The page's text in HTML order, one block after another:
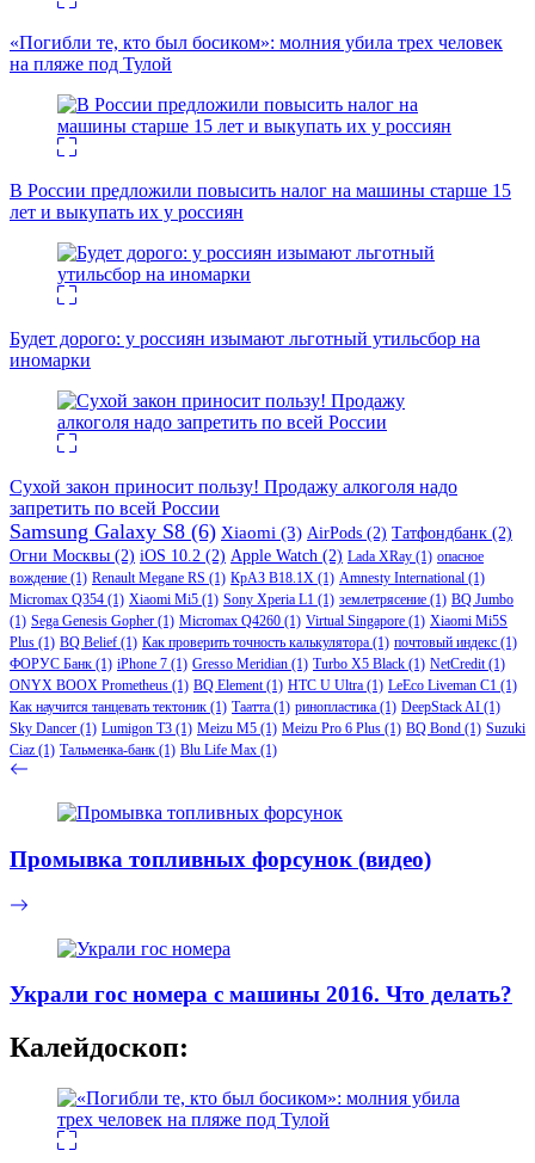
«Погибли те, кто был босиком»: молния убила трех человек
на пляже под Тулой
В России предложили повысить налог на машины старше 15
лет и выкупать их у россиян
Будет дорого: у россиян изымают льготный утильсбор на
иномарки
Сухой закон приносит пользу! Продажу алкоголя надо
запретить по всей России
Samsung Galaxy S8 (6) Xiaomi (3) AirPods (2) Татфондбанк (2)
Огни Москвы (2) iOS 10.2 (2) Apple Watch (2) Lada XRay (1) опасное
вождение (1) Renault Megane RS (1) КрАЗ В18.1Х (1) Amnesty International (1)
Micromax Q354 (1) Xiaomi Mi5 (1) Sony Xperia L1 (1) землетрясение (1) BQ Jumbo
(1) Sega Genesis Gopher (1) Micromax Q4260 (1) Virtual Singapore (1) Xiaomi Mi5S
Plus (1) BQ Belief (1) Как проверить точность калькулятора (1) почтовый индекс (1)
ФОРУС Банк (1) iPhone 7 (1) Gresso Meridian (1) Turbo X5 Black (1) NetCredit(1)
ONYX BOOX Prometheus (1) BQ Element(1) HTC U Ultra (1) LeEco Liveman C1 (1)
Как научится танцевать тектоник (1) Таатта (1) ринопластика (1) DeepStack AI (1)
Sky Dancer (1) Lumigon T3 (1) Meizu M5 (1) Meizu Pro 6 Plus (1) BQ Bond (1) Suzuki
Ciaz (1) Тальменка-банк (1) Blu Life Max (1)
Промывка топливных форсунок (видео)
Украли гос номера с машины 2016. Что делать?
Калейдоскоп: